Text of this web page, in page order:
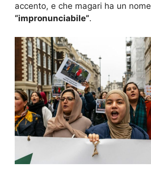
accento, e che magari ha un nome
“impronunciabile”.